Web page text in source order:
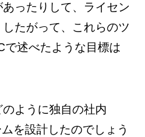
ったりして、ライセン
たがって、これらのツ
で述べたような目標は
ように独自の社内
を設計したのでしょう